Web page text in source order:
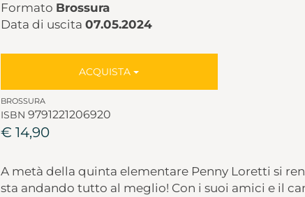
Formato Brossura
Data di uscita 07.05.2024
ACQUISTA
BROSSURA
ISBN 9791221206920
€ 14,90
A metà della quinta elementare Penny Loretti si
sta andando tutto al meglio! Con i suoi amici e il